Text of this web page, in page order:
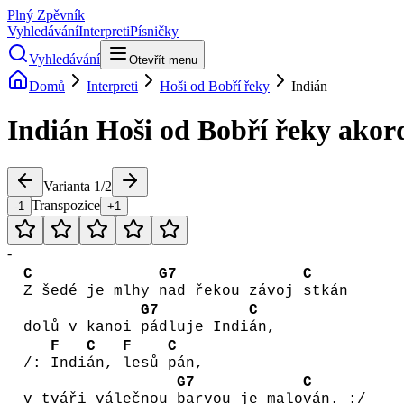
Plný Zpěvník
VyhledáváníInterpretiPísničky
Vyhledávání
Otevřít menu
Domů Interpreti Hoši od Bobří řeky Indián
Indián Hoši od Bobří řeky
Varianta 1/2
-1 Transpozice +1
-
C
Z šedé je mlhy
G7
nad řekou závoj
C
stkán
dolů v kanoi
G7
pádluje Indi
C
án,
/:
F
Indi
C
án,
F
lesů
C
pán,
v tváři válečnou
G7
barvou je malo
C
ván. :/